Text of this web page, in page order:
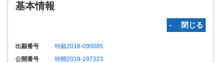
基本情報
‐ 閉じる
出願番号
特願2018-090085
公開番号
特開2019-197323